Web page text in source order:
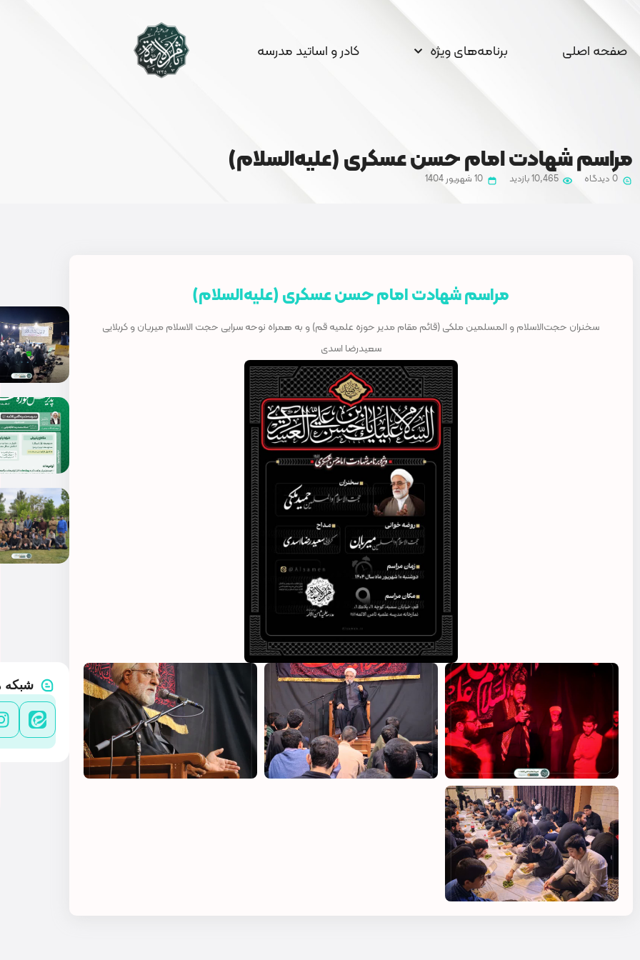
صفحه اصلی برنامه‌های ویژه کادر و اساتید مدرسه
مراسم شهادت امام حسن عسکری (علیه‌السلام)
0 دیدگاه 10,465 بازدید 10 شهریور 1404
مراسم شهادت امام حسن عسکری (علیه‌السلام)
سخنران حجت‌الاسلام و المسلمین ملکی (قائم مقام مدیر حوزه علمیه قم) و به همراه نوحه سرایی حجت الاسلام میریان و کربلایی
سعیدرضا اسدی
شبکه